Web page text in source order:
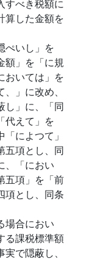
すべき税額に
算した金額を
ぺいし」を
額」を「に規
おいては」を
」に改め、
し」に、「同
代えて」を
によつて」
五項とし、同
、「におい
五項」を「前
項とし、同条
場合におい
る課税標準額
で隠蔽し、